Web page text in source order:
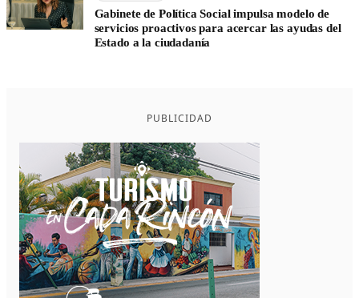
Gabinete de Política Social impulsa modelo de
servicios proactivos para acercar las ayudas del
Estado a la ciudadanía
PUBLICIDAD